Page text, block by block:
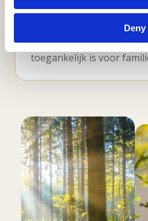
Deny
Een plek voor
Een natuurlijke
toegankelijk is voor